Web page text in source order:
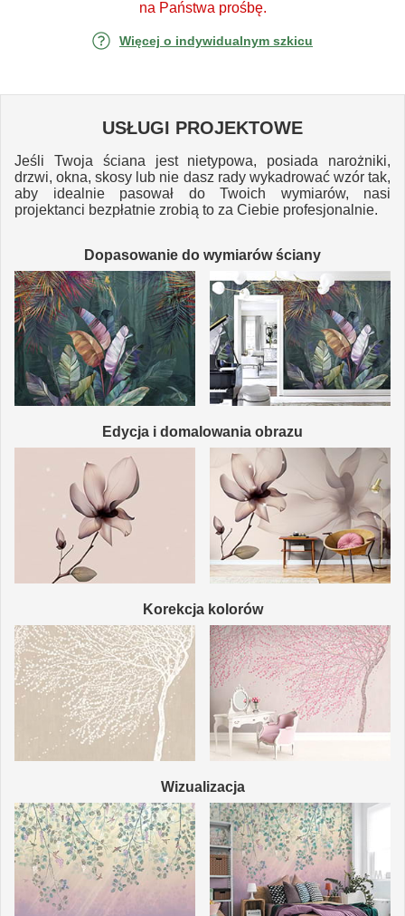
na Państwa prośbę.
Więcej o indywidualnym szkicu
USŁUGI PROJEKTOWE
Jeśli Twoja ściana jest nietypowa, posiada narożniki,
drzwi, okna, skosy lub nie dasz rady wykadrować wzór tak,
aby idealnie pasował do Twoich wymiarów, nasi
projektanci bezpłatnie zrobią to za Ciebie profesjonalnie.
Dopasowanie do wymiarów ściany
Edycja i domalowania obrazu
Korekcja kolorów
Wizualizacja